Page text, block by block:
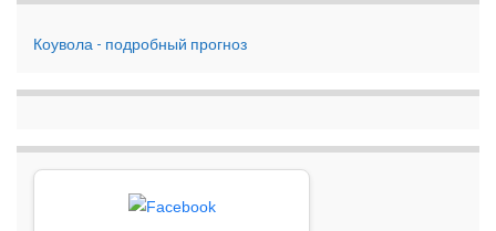
Коувола - подробный прогноз